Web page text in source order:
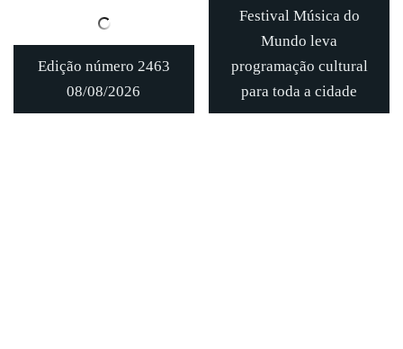
Edição número 2463
08/08/2026
Festival Música do
Mundo leva
programação cultural
para toda a cidade